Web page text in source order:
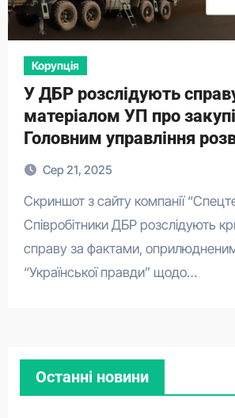
Корупція
У ДБР розслідують
матеріалом УП про
Головним управління
Сер 21, 2025
Скриншот з сайту компанії “Спецтехноекспорт”
Співробітники ДБР розслідують
справу за фактами,
“Української правди” щодо…
Останні новини